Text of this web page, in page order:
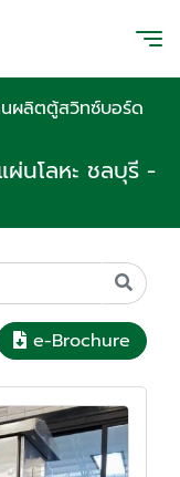
นผลิตตู้สวิทซ์บอร์ด
ผ่นโลหะ ชลบุรี -
e-Brochure